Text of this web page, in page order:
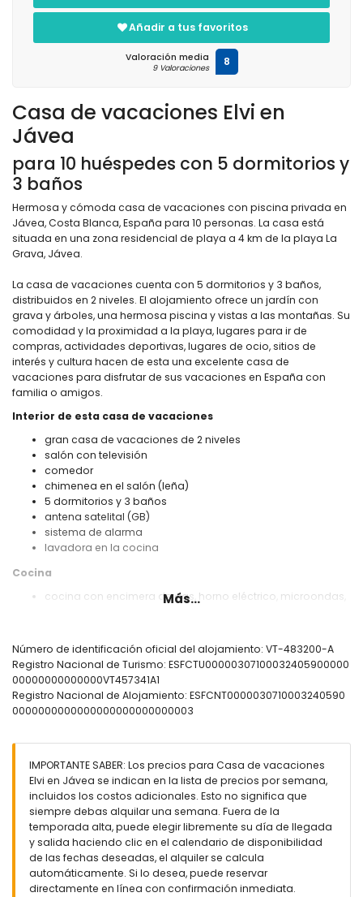
Casa de vacaciones Elvi en
Jávea
para 10 huéspedes con 5 dormitorios y
3 baños
Hermosa y cómoda casa de vacaciones con piscina privada en
Jávea, Costa Blanca, España para 10 personas. La casa está
situada en una zona residencial de playa a 4 km de la playa La
Grava, Jávea.
La casa de vacaciones cuenta con 5 dormitorios y 3 baños,
distribuidos en 2 niveles. El alojamiento ofrece un jardín con
grava y árboles, una hermosa piscina y vistas a las montañas. Su
comodidad y la proximidad a la playa, lugares para ir de
compras, actividades deportivas, lugares de ocio, sitios de
interés y cultura hacen de esta una excelente casa de
vacaciones para disfrutar de sus vacaciones en España con
familia o amigos.
Interior de esta casa de vacaciones
gran casa de vacaciones de 2 niveles
salón con televisión
comedor
chimenea en el salón (leña)
5 dormitorios y 3 baños
antena satelital (GB)
sistema de alarma
lavadora en la cocina
Cocina
cocina con encimera de gas, horno eléctrico, microondas,
Dormitorios y baños
dormitorio con aire acondicionado y cama king-size (200 x
180 cm) y baño en suite
dormitorio con aire acondicionado y cama doble (190 x
2 dormitorios con aire acondicionado, cada uno con 2
camas individuales (190 x 90 cm)
baño en suite con lavabo, combinación de bañera/ducha,
bidé y WC
baño con lavabo, combinación de bañera/ducha, bidé y
WC
baño con lavabo, combinación de bañera/ducha y WC
Exterior de esta casa de vacaciones
Más...
Número de identificación oficial del alojamiento: VT-483200-A
Registro Nacional de Turismo: ESFCTU00000307100032405900000
00000000000000VT457341A1
Registro Nacional de Alojamiento: ESFCNT0000030710003240590
0000000000000000000000000003
IMPORTANTE SABER: Los precios para Casa de vacaciones
Elvi en Jávea se indican en la lista de precios por semana,
incluidos los costos adicionales. Esto no significa que
siempre debas alquilar una semana. Fuera de la
temporada alta, puede elegir libremente su día de llegada
y salida haciendo clic en el calendario de disponibilidad
de las fechas deseadas, el alquiler se calcula
automáticamente. Si lo desea, puede reservar
directamente en línea con confirmación inmediata.
Añadir a tus favoritos
Valoración media
9 Valoraciones 8